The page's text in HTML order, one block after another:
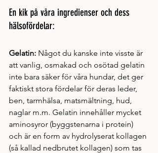
En kik på våra ingredienser och dess
hälsofördelar:
Gelatin: Något du kanske inte visste är
att vanlig, osmakad och osötad gelatin
inte bara säker för våra hundar, det ger
faktiskt stora fördelar för deras leder,
ben, tarmhälsa, matsmältning, hud,
naglar m.m. Gelatin innehåller mycket
aminosyror (byggstenarna i protein)
och är en form av hydrolyserat kollagen
(så kallad nedbrutet kollagen) som tas